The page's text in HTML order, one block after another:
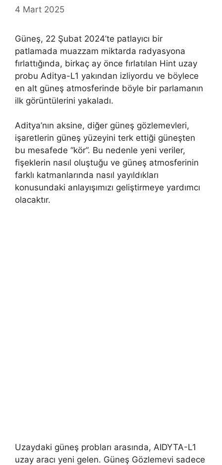
4 Mart 2025
Güneş, 22 Şubat 2024’te patlayıcı bir
patlamada muazzam miktarda radyasyona
fırlattığında, birkaç ay önce fırlatılan Hint uzay
probu Aditya-L1 yakından izliyordu ve böylece
en alt güneş atmosferinde böyle bir parlamanın
ilk görüntülerini yakaladı.
Aditya’nın aksine, diğer güneş gözlemevleri,
işaretlerin güneş yüzeyini terk ettiği güneşten
bu mesafede “kör”. Bu nedenle yeni veriler,
fişeklerin nasıl oluştuğu ve güneş atmosferinin
farklı katmanlarında nasıl yayıldıkları
konusundaki anlayışımızı geliştirmeye yardımcı
olacaktır.
Uzaydaki güneş probları arasında, AIDYTA-L1
uzay aracı yeni gelen. Güneş Gözlemevi sadece